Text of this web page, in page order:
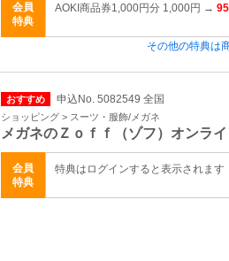
会員
特典
AOKI商品券1,000円分 1,000円 →
その他の特典は
おすすめ 申込No. 5082549 全国
ショッピング > スーツ・服飾/メガネ
メガネのＺｏｆｆ（ゾフ）オンラ
会員
特典
特典はログインすると表示されます